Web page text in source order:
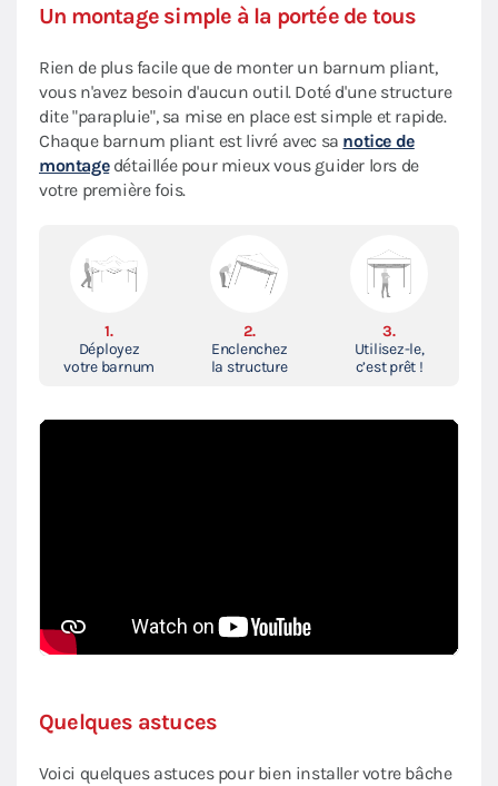
Un montage simple à la portée de tous
Rien de plus facile que de monter un barnum pliant,
vous n'avez besoin d'aucun outil. Doté d'une structure
dite "parapluie", sa mise en place est simple et rapide.
Chaque barnum pliant est livré avec sa notice de
montagedétaillée pour mieux vous guider lors de
votre première fois.
1.
Déployez
votre barnum
2.
Enclenchez
la structure
3.
Utilisez-le,
c’est prêt !
Quelques astuces
Voici quelques astuces pour bien installer votre bâche